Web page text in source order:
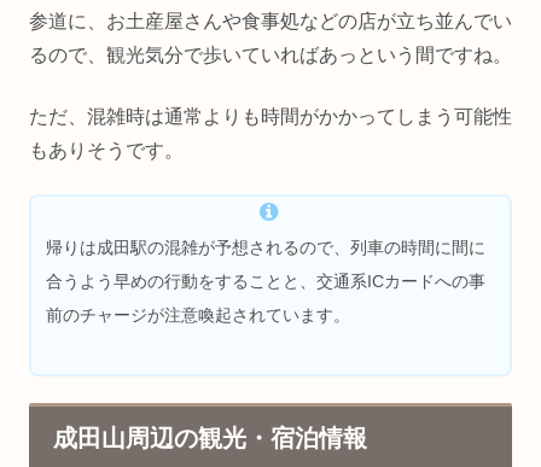
参道に、お土産屋さんや食事処などの店が立ち並んでい
るので、観光気分で歩いていればあっという間ですね。
ただ、混雑時は通常よりも時間がかかってしまう可能性
もありそうです。
帰りは成田駅の混雑が予想されるので、列車の時間に間に
合うよう早めの行動をすることと、交通系ICカードへの事
前のチャージが注意喚起されています。
成田山周辺の観光・宿泊情報